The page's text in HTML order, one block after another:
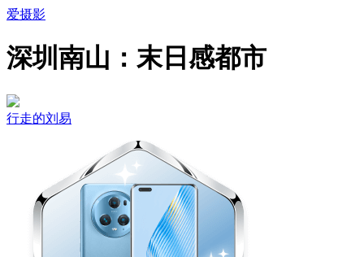
爱摄影
深圳南山：末日感都市
行走的刘易